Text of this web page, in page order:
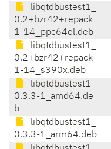
libqtdbustest1_
0.2+bzr42+repack
1-14_ppc64el.deb
libqtdbustest1_
0.2+bzr42+repack
1-14_s390x.deb
libqtdbustest1_
0.3.3-1_amd64.de
b
libqtdbustest1_
0.3.3-1_arm64.deb